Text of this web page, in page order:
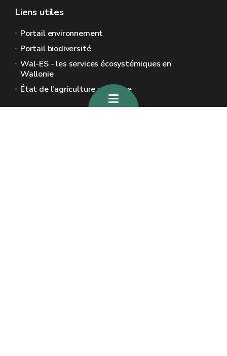
Liens utiles
Portail environnement
Portail biodiversité
Wal-ES - les services écosystémiques en
Wallonie
État de l'agriculture wallonne